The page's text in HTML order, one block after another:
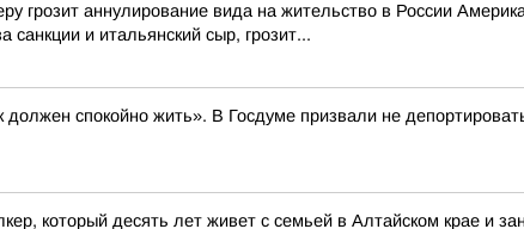
грозит аннулирование вида на жительство в России
санкции и итальянский сыр, грозит...
спокойно жить». В Госдуме призвали не
который десять лет живет с семьей в Алтайском крае и